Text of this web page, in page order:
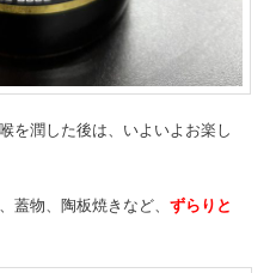
を潤した後は、いよいよお楽し
蓋物、陶板焼きなど、ずらりと